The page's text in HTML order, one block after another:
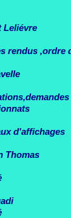
Leliévre
rendus ,ordre
d'affichages
Thomas